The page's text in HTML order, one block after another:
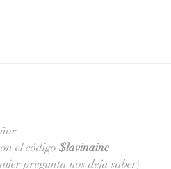
el código $lavinainc
pregunta nos deja saber)